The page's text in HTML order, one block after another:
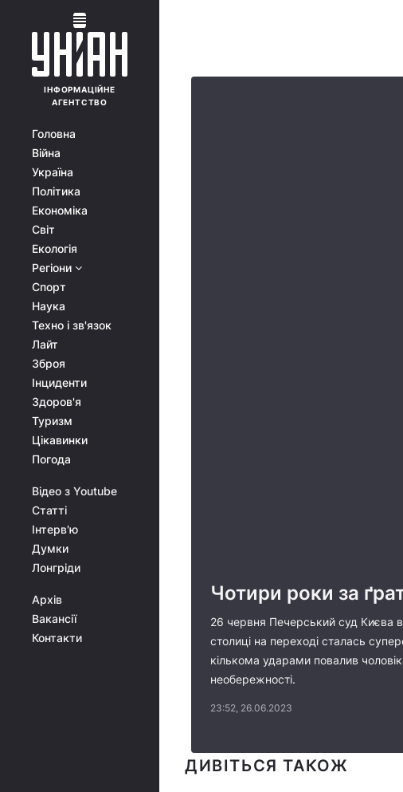
ІНФОРМАЦІЙНЕ
АГЕНТСТВО
Головна
Війна
Україна
Політика
Економіка
Світ
Екологія
Регіони
Спорт
Наука
Техно і зв'язок
Лайт
Зброя
Інциденти
Здоров'я
Туризм
Цікавинки
Погода
Відео з Youtube
Статті
Інтерв'ю
Думки
Лонгріди
Архів
Вакансії
Контакти
Чотири роки за
26 червня Печерський суд Києва
столиці на переході сталась
кількома ударами повалив
необережності.
23:52, 26.06.2023
ДИВІТЬСЯ ТАКОЖ